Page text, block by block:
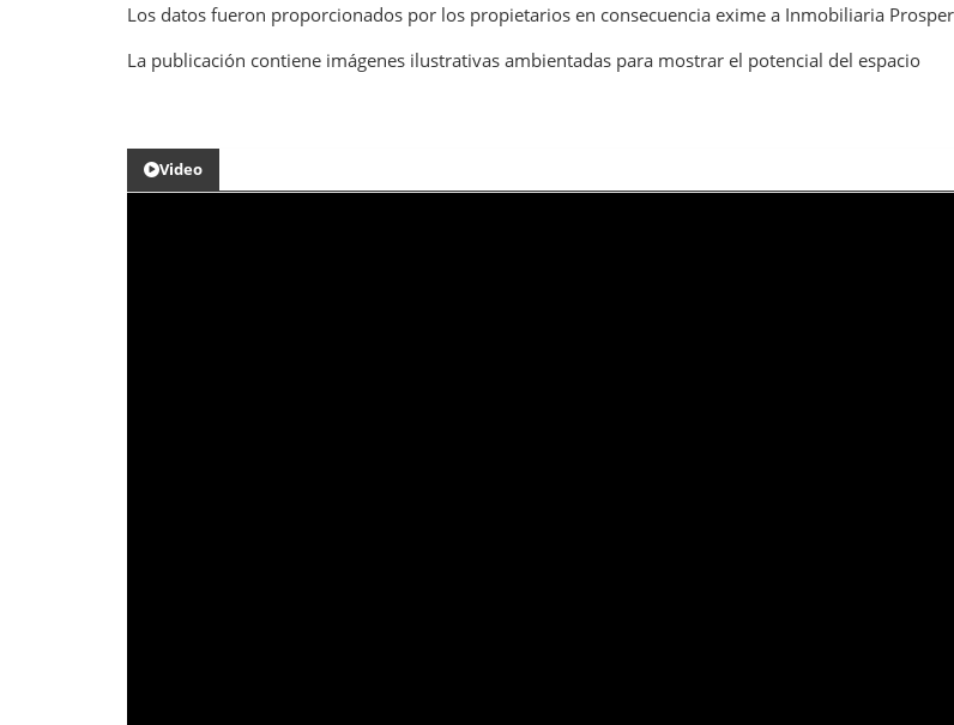
Los datos fueron proporcionados por los propietarios en consecuencia exime a Inmobiliaria
La publicación contiene imágenes ilustrativas ambientadas para mostrar el potencial del espacio
Video